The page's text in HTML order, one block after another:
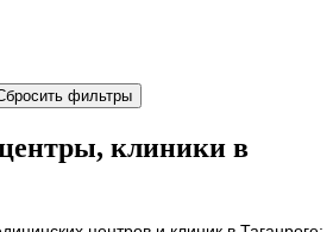
фильтры
клиники в